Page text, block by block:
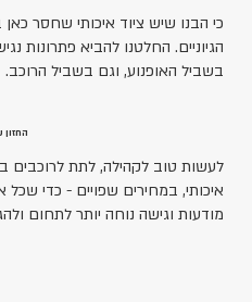
כי הבנו שיש ציוד איכותי שחסר
הגיוניים. החלטנו להביא פתרונות
בשביל האופנוע, וגם בשביל הרוכב.
החזון
לעשות טוב לקהילה, לתת לרוכבים
איכותי, במחירים שפויים - כדי
מודעות וגישה נוחה יותר לתחום